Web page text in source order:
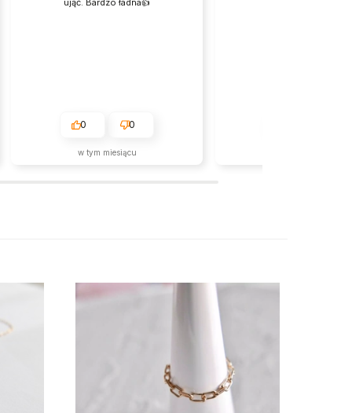
ująć. Bardzo ładna👍️
0 0
w tym miesiącu